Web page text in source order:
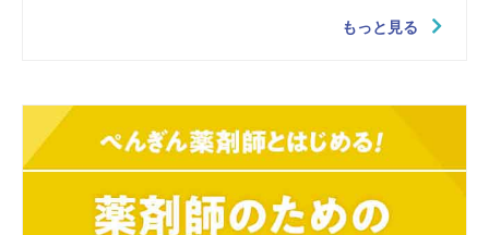
もっと見る